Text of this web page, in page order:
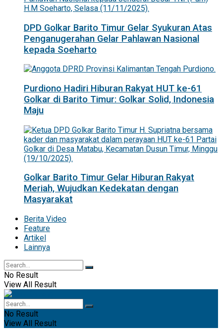
DPD Golkar Barito Timur Gelar Syukuran Atas
Penganugerahan Gelar Pahlawan Nasional
kepada Soeharto
Purdiono Hadiri Hiburan Rakyat HUT ke-61
Golkar di Barito Timur: Golkar Solid, Indonesia
Maju
Golkar Barito Timur Gelar Hiburan Rakyat
Meriah, Wujudkan Kedekatan dengan
Masyarakat
Berita Video
Feature
Artikel
Lainnya
No Result
View All Result
No Result
View All Result